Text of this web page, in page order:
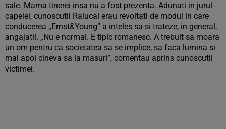
sale. Mama tinerei insa nu a fost prezenta. Adunati in jurul
capelei, cunoscutii Ralucai erau revoltati de modul in care
conducerea „Ernst&Young” a inteles sa-si trateze, in general,
angajatii. „Nu e normal. E tipic romanesc. A trebuit sa moara
un om pentru ca societatea sa se implice, sa faca lumina si
mai apoi cineva sa ia masuri”, comentau aprins cunoscutii
victimei.